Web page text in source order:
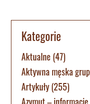
Kategorie
Aktualne (47)
Aktywna męska
Artykuły(255)